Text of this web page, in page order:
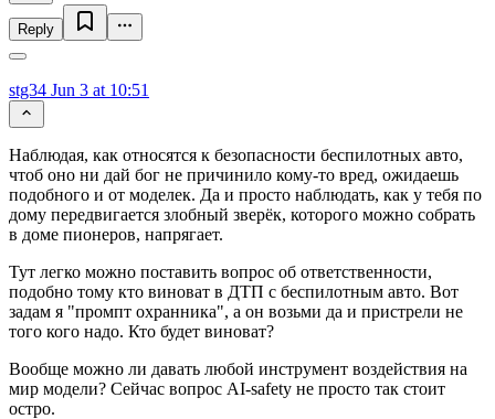
Reply
stg34 Jun 3 at 10:51
Наблюдая, как относятся к безопасности беспилотных авто,
чтоб оно ни дай бог не причинило кому-то вред, ожидаешь
подобного и от моделек. Да и просто наблюдать, как у тебя по
дому передвигается злобный зверёк, которого можно собрать
в доме пионеров, напрягает.
Тут легко можно поставить вопрос об ответственности,
подобно тому кто виноват в ДТП с беспилотным авто. Вот
задам я "промпт охранника", а он возьми да и пристрели не
того кого надо. Кто будет виноват?
Вообще можно ли давать любой инструмент воздействия на
мир модели? Сейчас вопрос AI-safety не просто так стоит
остро.